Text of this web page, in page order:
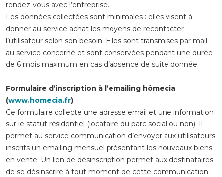
rendez-vous avec l’entreprise.
Les données collectées sont minimales : elles visent à
donner au service achat les moyens de recontacter
l’utilisateur selon son besoin. Elles sont transmises par mail
au service concerné et sont conservées pendant une durée
de 6 mois maximum en cas d’absence de suite donnée.
Formulaire d’inscription à l’emailing hômecia
(www.homecia.fr)
Ce formulaire collecte une adresse email et une information
sur le statut résidentiel (locataire du parc social ou non). Il
permet au service communication d’envoyer aux utilisateurs
inscrits un emailing mensuel présentant les nouveaux biens
en vente. Un lien de désinscription permet aux destinataires
de se désinscrire à tout moment de cette communication.